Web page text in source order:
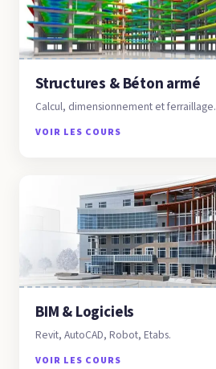
Structures & Béton armé
Calcul, dimensionnement et ferraillage.
VOIR LES COURS
BIM & Logiciels
Revit, AutoCAD, Robot, Etabs.
VOIR LES COURS